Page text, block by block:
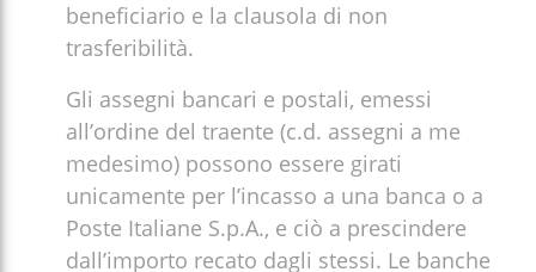
beneficiario e la clausola di non
trasferibilità.
Gli assegni bancari e postali, emessi
all’ordine del traente (c.d. assegni a me
medesimo) possono essere girati
unicamente per l’incasso a una banca o a
Poste Italiane S.p.A., e ciò a prescindere
dall’importo recato dagli stessi. Le banche